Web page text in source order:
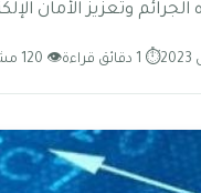
وتعزيز الأمان
⏱ 1 دقائق قراءة 👁 120 مشاهدة